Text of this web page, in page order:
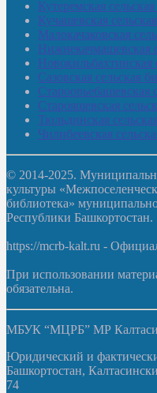
Кутеремская
Кучашевская
Малокачаковская
Нижнекачмашевская
Сазовская сельская
Староорьебашевская
Старояшевская
Тюльдинская
Чилибеевская
© 2014-2025.
культуры
библиотека»
Республики Башкортостан.
https://mcrb-kalt.ru -
При использовании
обязательна.
МБУК “МЦРБ” МР
Юридический и
Башкортостан,
74